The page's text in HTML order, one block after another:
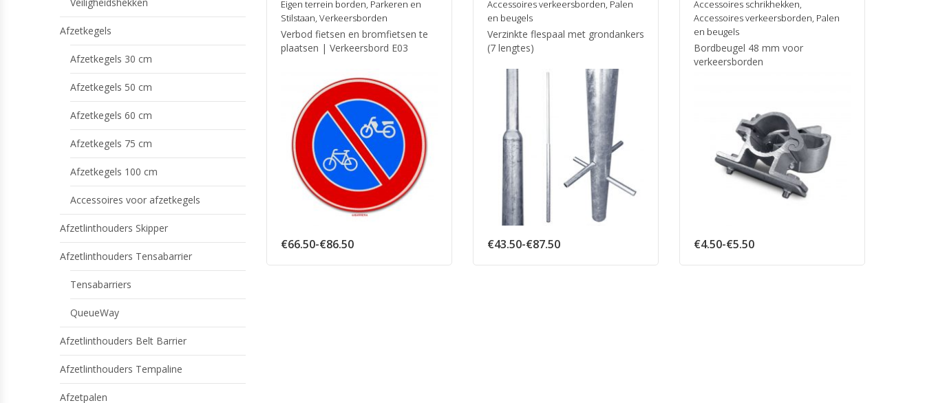
Eigen terrein borden, Parkeren en
Stilstaan, Verkeersborden
Verbod fietsen en bromfietsen te
plaatsen | Verkeersbord E03
€66.50-€86.50Prijsklasse:
Accessoires verkeersborden, Palen
en beugels
Verzinkte flespaal met grondankers
(7 lengtes)
€43.50-€87.50Prijsklasse:
Accessoires schrikhekken,
Accessoires verkeersborden, Palen
en beugels
Bordbeugel 48 mm voor
verkeersborden
€4.50-€5.50Prijsklasse:
Afzetkegels
Afzetkegels 30 cm
Afzetkegels 50 cm
Afzetkegels 60 cm
Afzetkegels 75 cm
Afzetkegels 100 cm
Accessoires voor afzetkegels
Afzetlinthouders Skipper
Afzetlinthouders Tensabarrier
Tensabarriers
QueueWay
Afzetlinthouders Belt Barrier
Afzetlinthouders Tempaline
Afzetpalen